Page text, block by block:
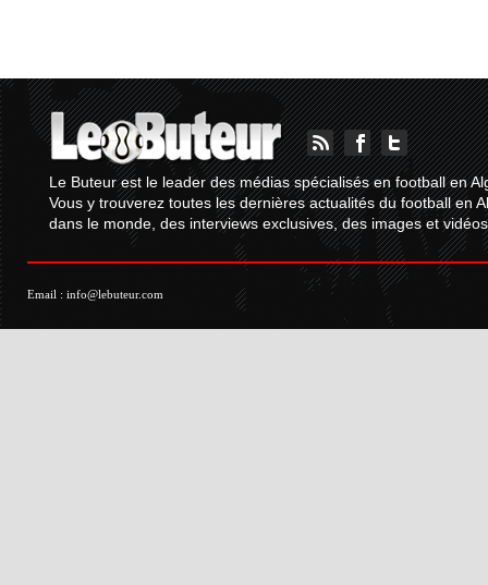
Le Buteur est le leader des médias spécialisés en football en
Vous y trouverez toutes les dernières actualités du football en
dans le monde, des interviews exclusives, des images et
Email : info@lebuteur.com